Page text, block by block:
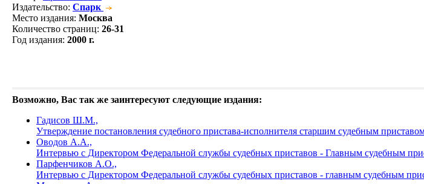
Издательство: Спарк
Место издания: Москва
Количество страниц: 26-31
Год издания: 2000 г.
Возможно, Вас так же заинтересуют следующие издания:
Гадисов Ш.М.,
Утверждение постановления судебного пристава-исполнителя старшим судебным
Оводов А.А.,
Интервью с Директором Федеральной службы судебных приставов - Главным судебным
Парфенчиков А.О.,
Интервью с Директором Федеральной службы судебных приставов - главным судебным